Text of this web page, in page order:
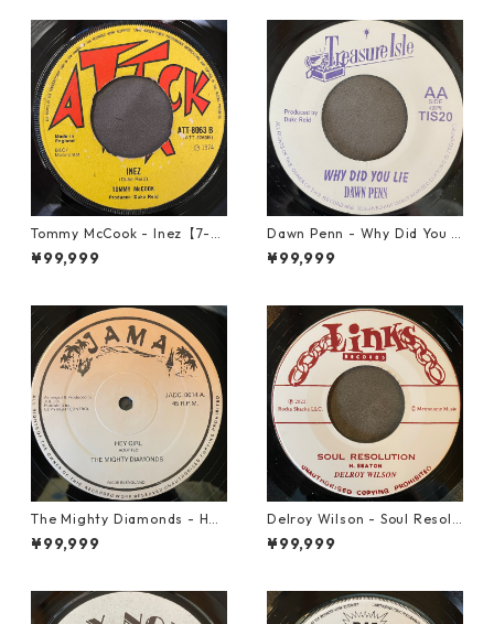
Tommy McCook - Inez【7-21
840】
¥99,999
Dawn Penn - Why Did You Li
e【7-21938】
¥99,999
The Mighty Diamonds - Hey
Girl【12-50053】
¥99,999
Delroy Wilson - Soul Resolu
tion【7-21935】
¥99,999